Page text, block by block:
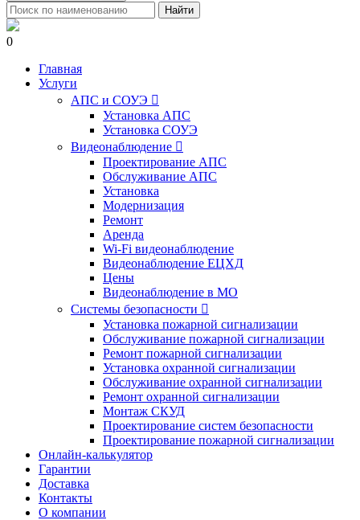
Найти
0
Главная
Услуги
АПС и СОУЭ 
Установка АПС
Установка СОУЭ
Видеонаблюдение 
Проектирование АПС
Обслуживание АПС
Установка
Модернизация
Ремонт
Аренда
Wi-Fi видеонаблюдение
Видеонаблюдение ЕЦХД
Цены
Видеонаблюдение в МО
Системы безопасности 
Установка пожарной сигнализации
Обслуживание пожарной сигнализации
Ремонт пожарной сигнализации
Установка охранной сигнализации
Обслуживание охранной сигнализации
Ремонт охранной сигнализации
Монтаж СКУД
Проектирование систем безопасности
Проектирование пожарной сигнализации
Онлайн-калькулятор
Гарантии
Доставка
Контакты
О компании